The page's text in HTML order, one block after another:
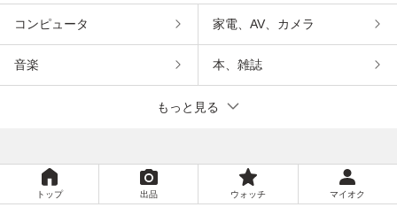
コンピュータ 家電、AV、カメラ
音楽 本、雑誌
もっと見る
トップ 出品 ウォッチ マイオク